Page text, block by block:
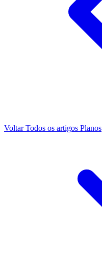
VoltarTodos os artigos Planos